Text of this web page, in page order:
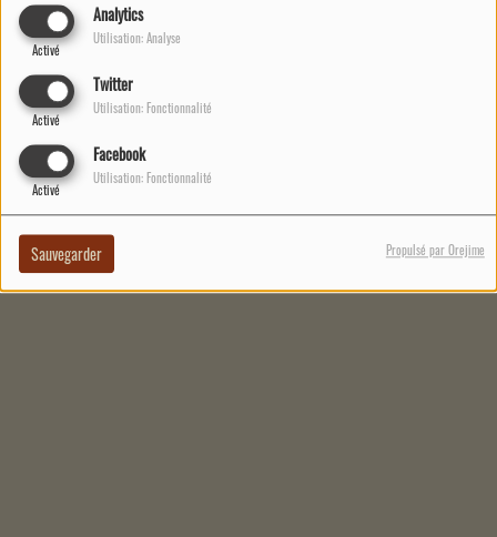
Analytics
Activé
Utilisation: Analyse
Twitter
Activé
Utilisation: Fonctionnalité
Facebook
Activé
Utilisation: Fonctionnalité
Sauvegarder Propulsé par Orejime